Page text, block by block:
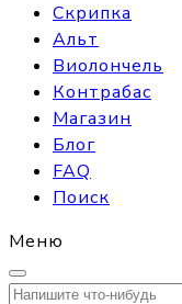
Скрипка
Альт
Виолончель
Контрабас
Магазин
Блог
FAQ
Поиск
Меню
Найти: